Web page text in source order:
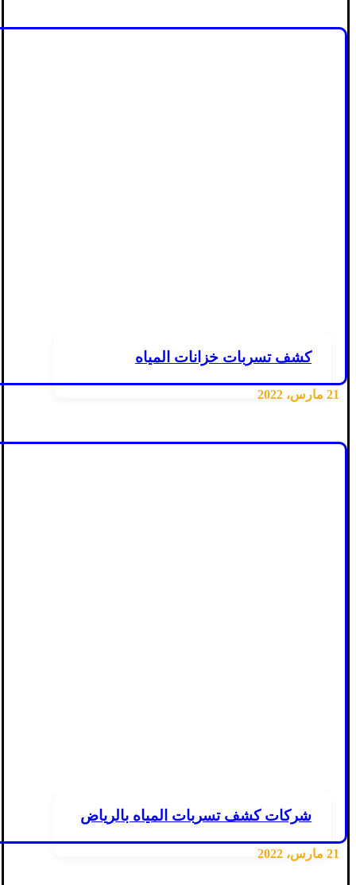
كشف تسربات خزانات المياه
21 مارس، 2022
شركات كشف تسربات المياه بالرياض
21 مارس، 2022